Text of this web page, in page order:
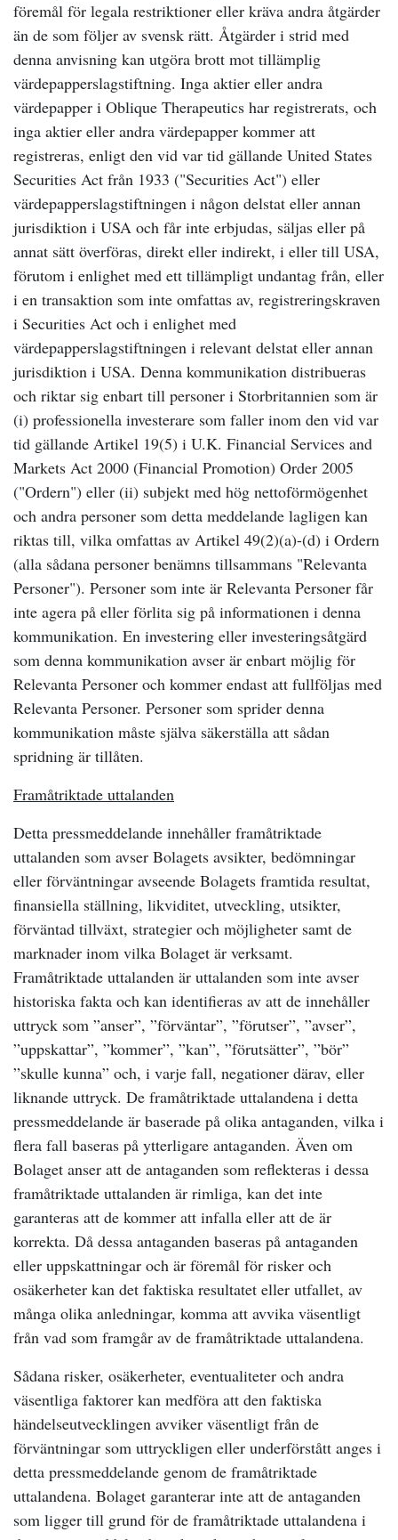
föremål för legala restriktioner eller kräva andra åtgärder
än de som följer av svensk rätt. Åtgärder i strid med
denna anvisning kan utgöra brott mot tillämplig
värdepapperslagstiftning. Inga aktier eller andra
värdepapper i Oblique Therapeutics har registrerats, och
inga aktier eller andra värdepapper kommer att
registreras, enligt den vid var tid gällande United States
Securities Act från 1933 ("Securities Act") eller
värdepapperslagstiftningen i någon delstat eller annan
jurisdiktion i USA och får inte erbjudas, säljas eller på
annat sätt överföras, direkt eller indirekt, i eller till USA,
förutom i enlighet med ett tillämpligt undantag från, eller
i en transaktion som inte omfattas av, registreringskraven
i Securities Act och i enlighet med
värdepapperslagstiftningen i relevant delstat eller annan
jurisdiktion i USA. Denna kommunikation distribueras
och riktar sig enbart till personer i Storbritannien som är
(i) professionella investerare som faller inom den vid var
tid gällande Artikel 19(5) i U.K. Financial Services and
Markets Act 2000 (Financial Promotion) Order 2005
("Ordern") eller (ii) subjekt med hög nettoförmögenhet
och andra personer som detta meddelande lagligen kan
riktas till, vilka omfattas av Artikel 49(2)(a)-(d) i Ordern
(alla sådana personer benämns tillsammans "Relevanta
Personer"). Personer som inte är Relevanta Personer får
inte agera på eller förlita sig på informationen i denna
kommunikation. En investering eller investeringsåtgärd
som denna kommunikation avser är enbart möjlig för
Relevanta Personer och kommer endast att fullföljas med
Relevanta Personer. Personer som sprider denna
kommunikation måste själva säkerställa att sådan
spridning är tillåten.
Framåtriktade uttalanden
Detta pressmeddelande innehåller framåtriktade
uttalanden som avser Bolagets avsikter, bedömningar
eller förväntningar avseende Bolagets framtida resultat,
finansiella ställning, likviditet, utveckling, utsikter,
förväntad tillväxt, strategier och möjligheter samt de
marknader inom vilka Bolaget är verksamt.
Framåtriktade uttalanden är uttalanden som inte avser
historiska fakta och kan identifieras av att de innehåller
uttryck som ”anser”, ”förväntar”, ”förutser”, ”avser”,
”uppskattar”, ”kommer”, ”kan”, ”förutsätter”, ”bör”
”skulle kunna” och, i varje fall, negationer därav, eller
liknande uttryck. De framåtriktade uttalandena i detta
pressmeddelande är baserade på olika antaganden, vilka i
flera fall baseras på ytterligare antaganden. Även om
Bolaget anser att de antaganden som reflekteras i dessa
framåtriktade uttalanden är rimliga, kan det inte
garanteras att de kommer att infalla eller att de är
korrekta. Då dessa antaganden baseras på antaganden
eller uppskattningar och är föremål för risker och
osäkerheter kan det faktiska resultatet eller utfallet, av
många olika anledningar, komma att avvika väsentligt
från vad som framgår av de framåtriktade uttalandena.
Sådana risker, osäkerheter, eventualiteter och andra
väsentliga faktorer kan medföra att den faktiska
händelseutvecklingen avviker väsentligt från de
förväntningar som uttryckligen eller underförstått anges i
detta pressmeddelande genom de framåtriktade
uttalandena. Bolaget garanterar inte att de antaganden
som ligger till grund för de framåtriktade uttalandena i